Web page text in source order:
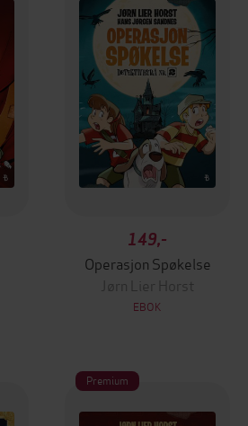
149,-
Operasjon Spøkelse
Jørn Lier Horst
EBOK
Premium